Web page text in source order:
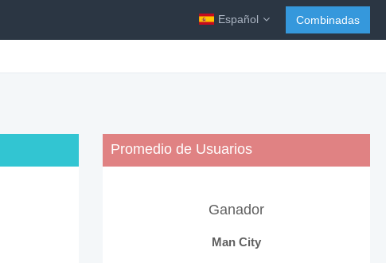
Español Combinadas
Promedio de Usuarios
Ganador
Man City